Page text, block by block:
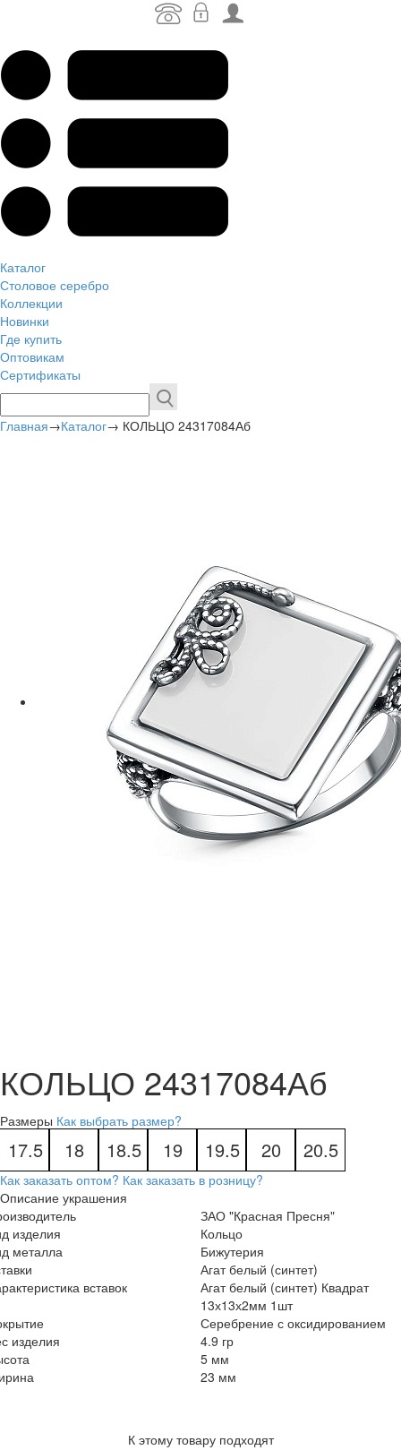
Каталог
Столовое серебро
Коллекции
Новинки
Где купить
Оптовикам
Сертификаты
Главная→Каталог→ КОЛЬЦО 24317084Аб
КОЛЬЦО 24317084Аб
Размеры Как выбрать размер?
17.5 18 18.5 19 19.5 20 20.5
Как заказать оптом? Как заказать в розницу?
Описание украшения
ЗАО "Красная Пресня"
изделия
Кольцо
металла
Бижутерия
Агат белый (синтет)
вставок
Агат белый (синтет) Квадрат
13х13х2мм 1шт
Серебрение с оксидированием
изделия
4.9 гр
5 мм
23 мм
К этому товару подходят